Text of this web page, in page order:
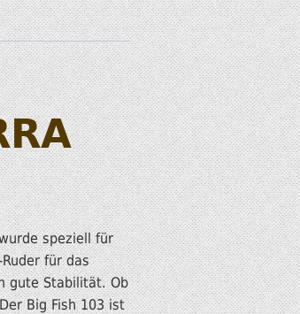
speziell für
für das
gute Stabilität. Ob
Big Fish 103 ist